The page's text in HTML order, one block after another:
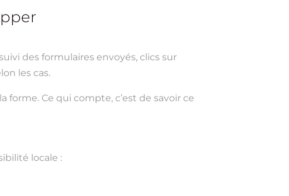
des formulaires envoyés, clics sur
les cas.
Ce qui compte, c’est de savoir ce
locale :